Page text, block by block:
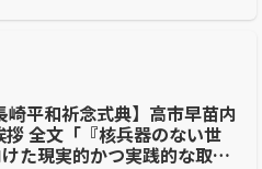
崎平和祈念式典】高市早苗内
拶 全文「『核兵器のない世
た現実的かつ実践的な取り